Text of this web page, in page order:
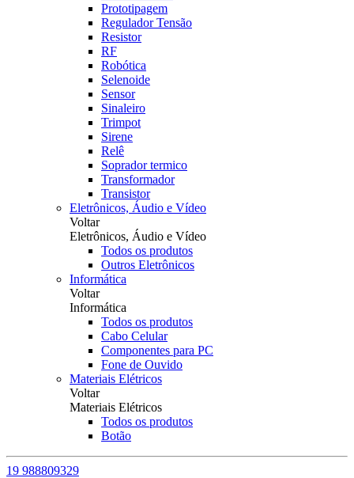
Prototipagem
Regulador Tensão
Resistor
RF
Robótica
Selenoide
Sensor
Sinaleiro
Trimpot
Sirene
Relê
Soprador termico
Transformador
Transistor
Eletrônicos, Áudio e Vídeo
Voltar
Eletrônicos, Áudio e Vídeo
Todos os produtos
Outros Eletrônicos
Informática
Voltar
Informática
Todos os produtos
Cabo Celular
Componentes para PC
Fone de Ouvido
Materiais Elétricos
Voltar
Materiais Elétricos
Todos os produtos
Botão
19 988809329